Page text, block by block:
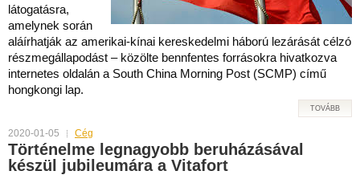
látogatásra,
amelynek során
aláírhatják az amerikai-kínai kereskedelmi háború lezárását célzó
részmegállapodást – közölte bennfentes forrásokra hivatkozva
internetes oldalán a South China Morning Post (SCMP) című
hongkongi lap.
TOVÁBB
2020-01-05 Cég
Történelme legnagyobb beruházásával
készül jubileumára a Vitafort